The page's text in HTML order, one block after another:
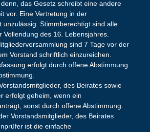
das Gesetz schreibt eine andere
vor. Eine Vertretung in der
unzulässig. Stimmberechtigt sind alle
Vollendung des 16. Lebensjahres.
sind 7 Tage vor der
Vorstand schriftlich einzureichen.
erfolgt durch offene Abstimmung
des Beirates sowie
erfolgt geheim, wenn ein
sonst durch offene Abstimmung.
Vorstandsmitglieder, des Beirates
ist die einfache